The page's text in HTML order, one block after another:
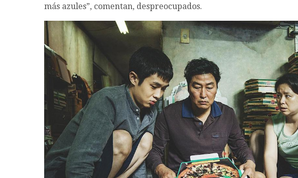
más azules”, comentan, despreocupados.